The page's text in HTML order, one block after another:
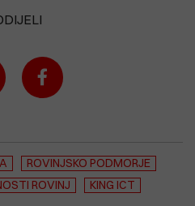
ROVINJSKO PODMORJE
ROVINJ
KING ICT